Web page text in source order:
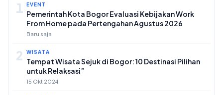
1 EVENT
Pemerintah Kota Bogor Evaluasi Kebijakan Work
From Home pada Pertengahan Agustus 2026
Baru saja
2 WISATA
Tempat Wisata Sejuk di Bogor: 10 Destinasi Pilihan
untuk Relaksasi”
15 Okt 2024